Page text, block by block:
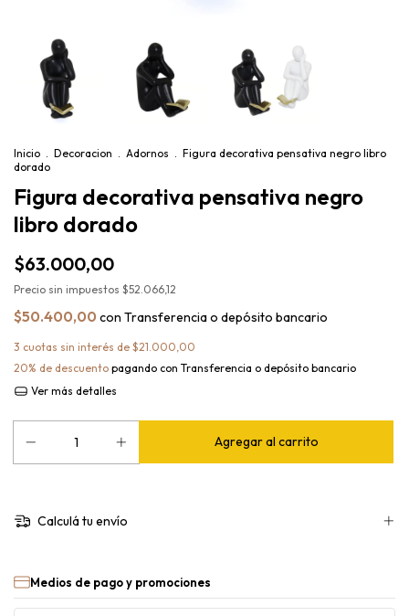
Inicio . Decoracion . Adornos . Figura decorativa pensativa negro libro
dorado
Figura decorativa pensativa negro
libro dorado
$63.000,00
Precio sin impuestos $52.066,12
$50.400,00 con Transferencia o depósito bancario
3 cuotas sin interés de $21.000,00
20% de descuento pagando con Transferencia o depósito bancario
Ver más detalles
Calculá tu envío
Medios de pago y promociones